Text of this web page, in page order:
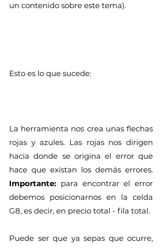
un contenido sobre este tema).
Esto es lo que sucede:
La herramienta nos crea unas flechas
rojas y azules. Las rojas nos dirigen
hacia donde se origina el error que
Importante: para encontrar el error
debemos posicionarnos en la celda
G8, es decir, en precio total - fila total.
Puede ser que ya sepas que ocurre,